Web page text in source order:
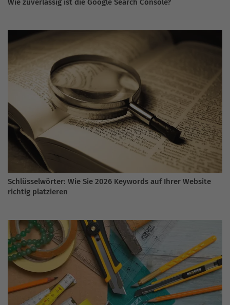
Wie zuverlässig ist die Google Search Console?
Schlüsselwörter: Wie Sie 2026 Keywords auf Ihrer Website
richtig platzieren